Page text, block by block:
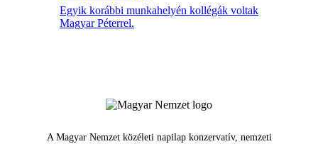
Egyik korábbi munkahelyén kollégák voltak
Magyar Péterrel.
A Magyar Nemzet közéleti napilap konzervatív, nemzeti